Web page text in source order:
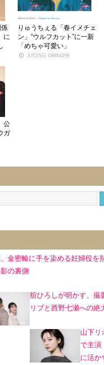
に
りゅうちぇる「春イメチェ
ン」“ウルフカット”に一新
「めちゃ可愛い」
3月25日 08時42分
公
ガ
金密輸に手を染める妊婦役
の裏側
舘ひろしが明かす、撮
リブと西野七瀬への絶
山下リ
で主
に活か